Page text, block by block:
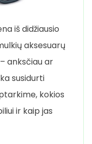
iš didžiausio
aksesuarų
anksčiau ar
susidurti
kokios
ir kaip jas